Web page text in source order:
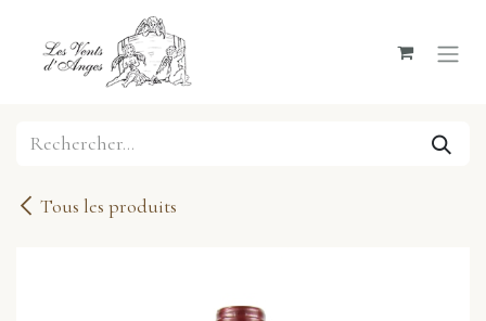
Se rendre au contenu
Tous les produits